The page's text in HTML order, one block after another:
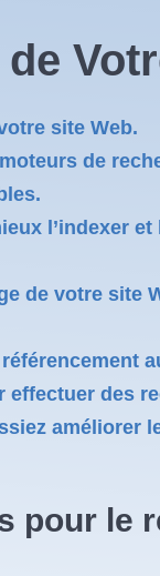
site Web.
de
l’indexer
de votre site
des
améliorer
pour le